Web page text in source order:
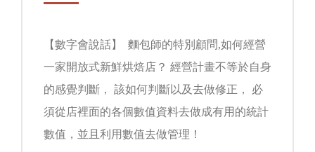
【數字會說話】 麵包師的特別顧問,如何經營
一家開放式新鮮烘焙店？ 經營計畫不等於自身
的感覺判斷， 該如何判斷以及去做修正， 必
須從店裡面的各個數值資料去做成有用的統計
數值，並且利用數值去做管理！